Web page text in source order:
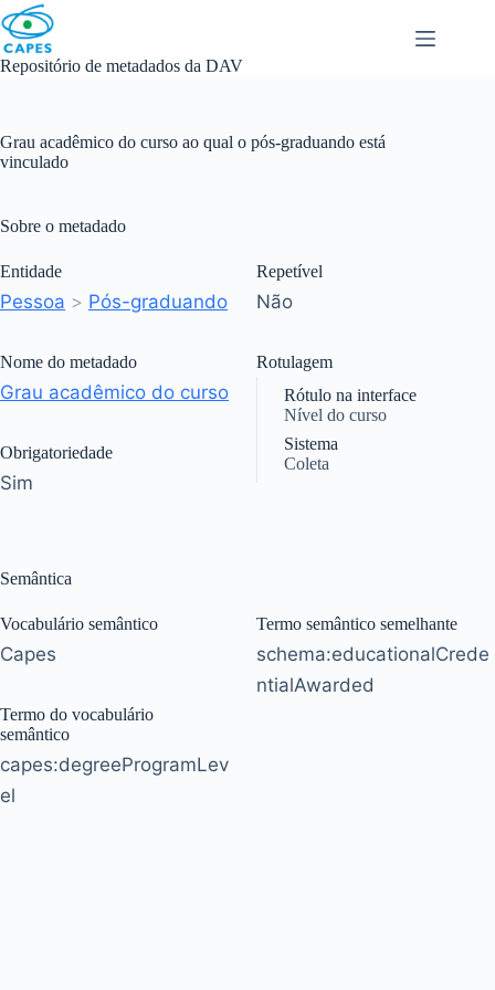
Skip
to
content
Repositório de metadados da DAV
Grau acadêmico do curso ao qual o pós-graduando está
vinculado
Sobre o metadado
Entidade
Pessoa > Pós-graduando
Nome do metadado
Grau acadêmico do curso
Obrigatoriedade
Sim
Repetível
Não
Rotulagem
Rótulo na interface
Nível do curso
Sistema
Coleta
Semântica
Vocabulário semântico
Capes
Termo do vocabulário
semântico
capes:degreeProgramLev
el
Termo semântico semelhante
schema:educationalCrede
ntialAwarded